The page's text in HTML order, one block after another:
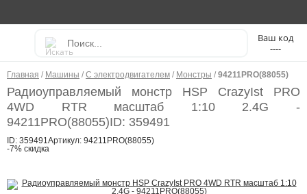
----
Главная / Машины / С электродвигателем / Монстры / 94211PRO(88055)
Радиоуправляемый монстр HSP CrazyIst PRO
4WD RTR масштаб 1:10 2.4G -
94211PRO(88055)ID: 359491
ID: 359491Артикул: 94211PRO(88055)
-7% скидка